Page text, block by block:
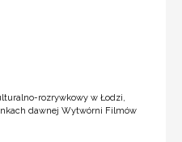
rozrywkowy w Łodzi,
dawnej Wytwórni Filmów